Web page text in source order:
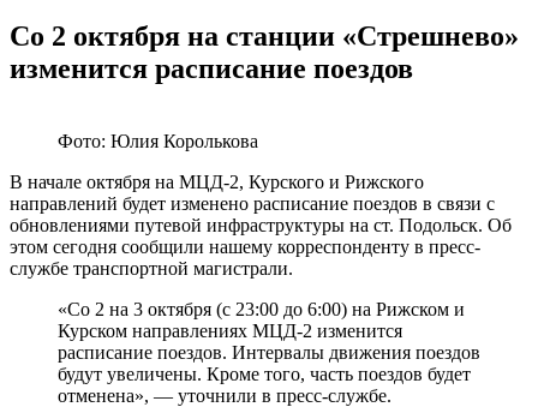
Со 2 октября на станции «Стрешнево»
изменится расписание поездов
Фото: Юлия Королькова
В начале октября на МЦД-2, Курского и Рижского
направлений будет изменено расписание поездов в связи с
обновлениями путевой инфраструктуры на ст. Подольск. Об
этом сегодня сообщили нашему корреспонденту в пресс-
службе транспортной магистрали.
«Со 2 на 3 октября (с 23:00 до 6:00) на Рижском и
Курском направлениях МЦД-2 изменится
расписание поездов. Интервалы движения поездов
будут увеличены. Кроме того, часть поездов будет
отменена», — уточнили в пресс-службе.